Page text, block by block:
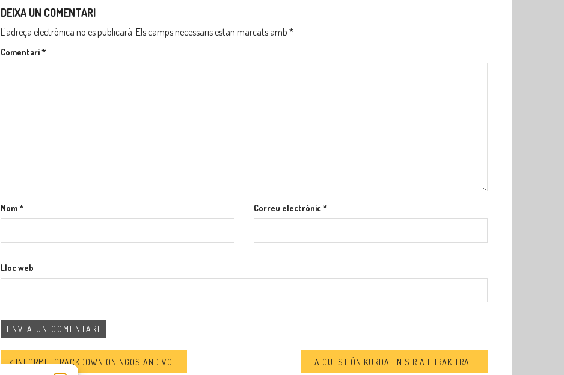
DEIXA UN COMENTARI
L'adreça electrònica no es publicarà. Els camps necessaris estan marcats amb *
Comentari*
Nom* Correu electrònic*
Lloc web
INFORME: CRACKDOWN ON NGOS AND VOLUNTEERS HELPING REFUGEES AND OTHER MIGRANTS